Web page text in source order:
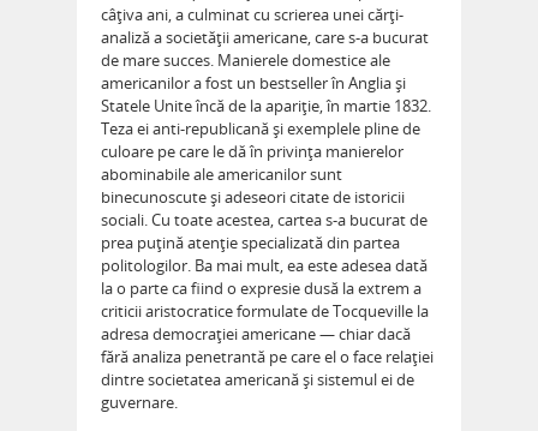
câţiva ani, a culminat cu scrierea unei cărţi-
analiză a societăţii americane, care s-a bucurat
de mare succes. Manierele domestice ale
americanilor a fost un bestseller în Anglia şi
Statele Unite încă de la apariţie, în martie 1832.
Teza ei anti-republicană şi exemplele pline de
culoare pe care le dă în privinţa manierelor
abominabile ale americanilor sunt
binecunoscute şi adeseori citate de istoricii
sociali. Cu toate acestea, cartea s-a bucurat de
prea puţină atenţie specializată din partea
politologilor. Ba mai mult, ea este adesea dată
la o parte ca fiind o expresie dusă la extrem a
criticii aristocratice formulate de Tocqueville la
adresa democraţiei americane — chiar dacă
fără analiza penetrantă pe care el o face relaţiei
dintre societatea americană şi sistemul ei de
guvernare.